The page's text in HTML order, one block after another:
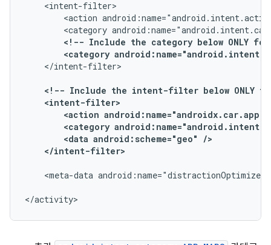
<action
<category
<!-- Include the category below ONLY for
<category
</intent-filter>
<!-- Include the intent-filter below ONLY
<action
<category
<data android:scheme="geo"
</intent-filter>
<meta-data android:name="distractionOptimized"
</activity>